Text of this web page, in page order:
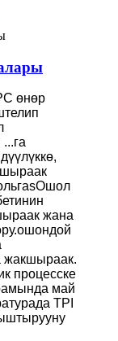
өнөр
sОшол
жана
ошондой
жакшыраак.
процесске
май
TPI